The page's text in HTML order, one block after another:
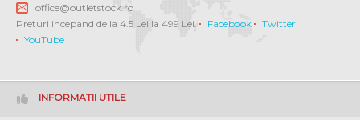
office@outletstock.ro
Preturi incepand de la 4.5 Lei la 499 Lei.
Facebook
Twitter
YouTube
INFORMATII UTILE